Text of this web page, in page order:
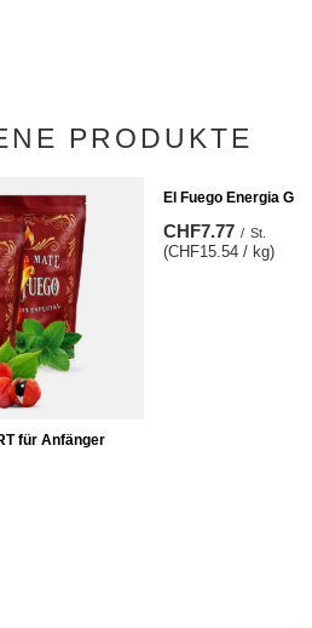
PRODUKTE
für Anfänger
El Fuego Energia
CHF7.77 / St.
(CHF15.54 / kg)